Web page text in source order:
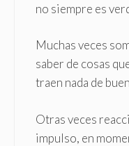
no siempre es
Muchas veces
saber de cosas
traen nada de
Otras veces
impulso, en